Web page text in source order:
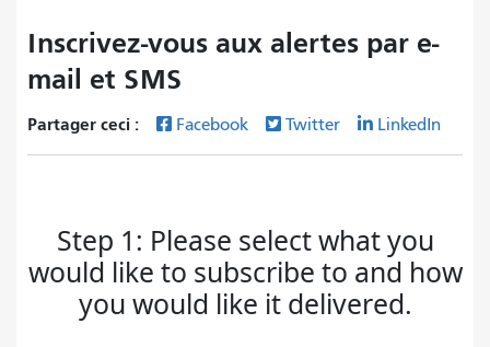
Inscrivez-vous aux alertes par e-
mail et SMS
Partager ceci : Facebook Twitter LinkedIn